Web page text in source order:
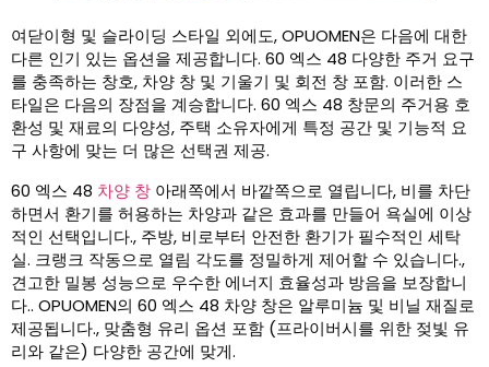
여닫이형 및 슬라이딩 스타일 외에도, OPUOMEN은 다음에 대한
다른 인기 있는 옵션을 제공합니다. 60 엑스 48 다양한 주거 요구
를 충족하는 창호, 차양 창 및 기울기 및 회전 창 포함. 이러한 스
타일은 다음의 장점을 계승합니다. 60 엑스 48 창문의 주거용 호
환성 및 재료의 다양성, 주택 소유자에게 특정 공간 및 기능적 요
구 사항에 맞는 더 많은 선택권 제공.
60 엑스 48 차양 창 아래쪽에서 바깥쪽으로 열립니다, 비를 차단
하면서 환기를 허용하는 차양과 같은 효과를 만들어 욕실에 이상
적인 선택입니다., 주방, 비로부터 안전한 환기가 필수적인 세탁
실. 크랭크 작동으로 열림 각도를 정밀하게 제어할 수 있습니다.,
견고한 밀봉 성능으로 우수한 에너지 효율성과 방음을 보장합니
다.. OPUOMEN의 60 엑스 48 차양 창은 알루미늄 및 비닐 재질로
제공됩니다., 맞춤형 유리 옵션 포함 (프라이버시를 위한 젖빛 유
리와 같은) 다양한 공간에 맞게.